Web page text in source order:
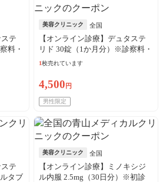
テ
料・
美容クリニック 全国
【オンライン診療】デュタステ
リド 30錠（1か月分）※診察料・
送料込／来院歴問わず購入可
1枚売れています
4,500 円
男性限定
テ
タブ
美容クリニック 全国
【オンライン診療】ミノキシジ
ル内服 2.5mg（30日分）※初診